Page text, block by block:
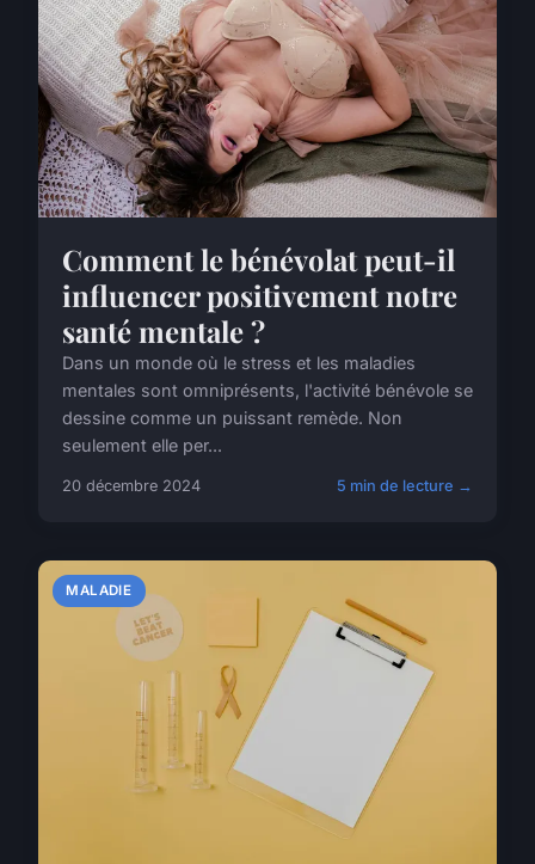
Comment le bénévolat peut-il
influencer positivement notre
santé mentale ?
Dans un monde où le stress et les maladies
mentales sont omniprésents, l'activité bénévole se
dessine comme un puissant remède. Non
seulement elle per...
20 décembre 2024 5 min de lecture →
MALADIE